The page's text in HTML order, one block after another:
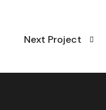
Next Project